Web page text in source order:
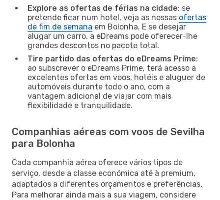
Explore as ofertas de férias na cidade: se
pretende ficar num hotel, veja as nossas ofertas
de fim de semana em Bolonha. E se desejar
alugar um carro, a eDreams pode oferecer-lhe
grandes descontos no pacote total.
Tire partido das ofertas do eDreams Prime:
ao subscrever o eDreams Prime, terá acesso a
excelentes ofertas em voos, hotéis e aluguer de
automóveis durante todo o ano, com a
vantagem adicional de viajar com mais
flexibilidade e tranquilidade.
Companhias aéreas com voos de Sevilha
para Bolonha
Cada companhia aérea oferece vários tipos de
serviço, desde a classe económica até à premium,
adaptados a diferentes orçamentos e preferências.
Para melhorar ainda mais a sua viagem, considere